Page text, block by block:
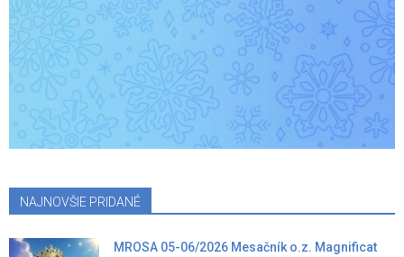
NAJNOVŠIE PRIDANÉ
MROSA 05-06/2026 Mesačník o.z. Magnificat